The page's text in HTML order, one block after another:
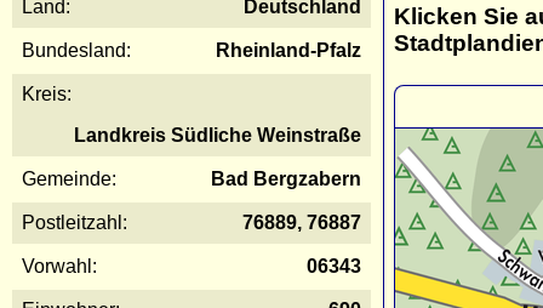
Land: Deutschland
Bundesland: Rheinland-Pfalz
Kreis:
Landkreis Südliche Weinstraße
Gemeinde: Bad Bergzabern
Postleitzahl: 76889, 76887
Vorwahl: 06343
Klicken Sie